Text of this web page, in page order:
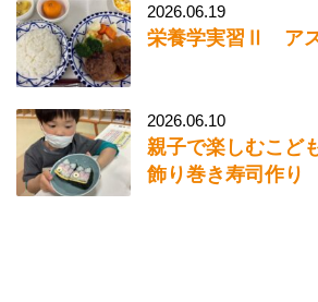
2026.06.19
栄養学実習Ⅱ ア
2026.06.10
親子で楽しむこど
飾り巻き寿司作り